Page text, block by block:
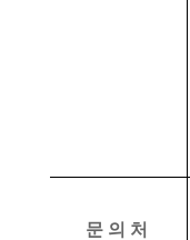
문 의 처